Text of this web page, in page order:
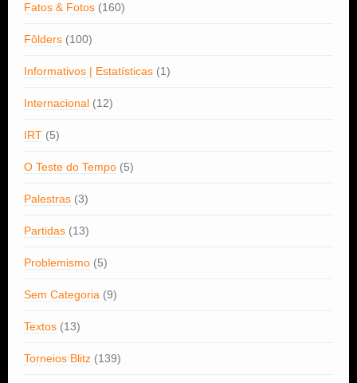
Fatos & Fotos (160)
Fôlders (100)
Informativos | Estatísticas (1)
Internacional (12)
IRT (5)
O Teste do Tempo (5)
Palestras (3)
Partidas (13)
Problemismo (5)
Sem Categoria (9)
Textos (13)
Torneios Blitz (139)